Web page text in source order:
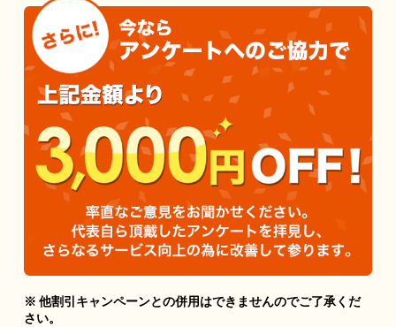
※ 他割引キャンペーンとの併用はできませんのでご了承くだ
さい。